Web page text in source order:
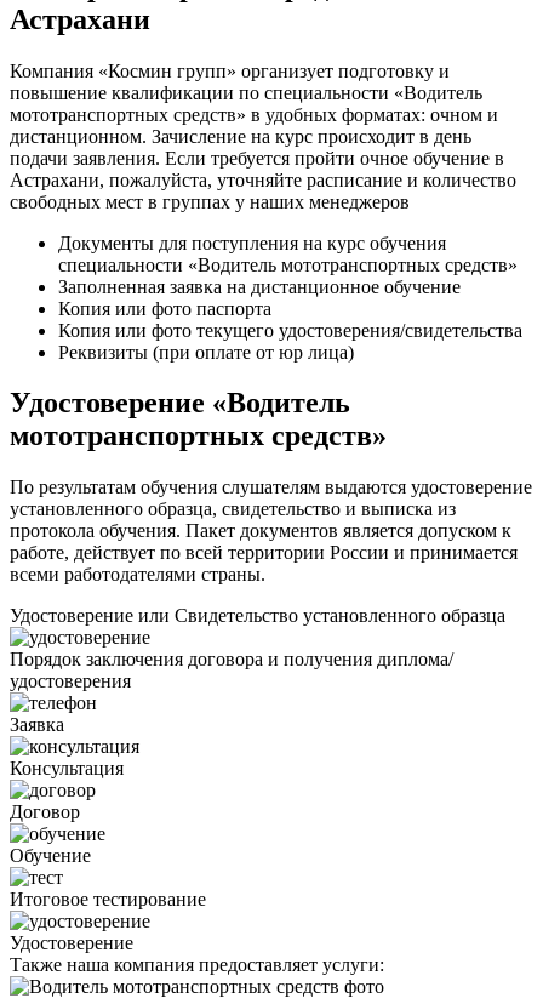
Астрахани
Компания «Космин групп» организует подготовку и
повышение квалификации по специальности «Водитель
мототранспортных средств» в удобных форматах: очном и
дистанционном. Зачисление на курс происходит в день
подачи заявления. Если требуется пройти очное обучение в
Астрахани, пожалуйста, уточняйте расписание и количество
свободных мест в группах у наших менеджеров
Документы для поступления на курс обучения
специальности «Водитель мототранспортных средств»
Заполненная заявка на дистанционное обучение
Копия или фото паспорта
Копия или фото текущего удостоверения/свидетельства
Реквизиты (при оплате от юр лица)
Удостоверение «Водитель
мототранспортных средств»
По результатам обучения слушателям выдаются удостоверение
установленного образца, свидетельство и выписка из
протокола обучения. Пакет документов является допуском к
работе, действует по всей территории России и принимается
всеми работодателями страны.
Удостоверение или Свидетельство установленного образца
Порядок заключения договора и получения диплома/
удостоверения
Заявка
Консультация
Договор
Обучение
Итоговое тестирование
Удостоверение
Также наша компания предоставляет услуги: